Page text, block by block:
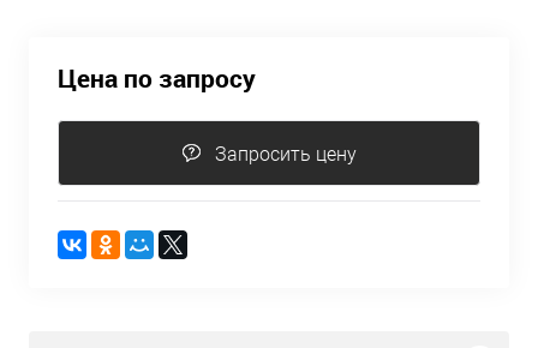
Цена по запросу
Запросить цену